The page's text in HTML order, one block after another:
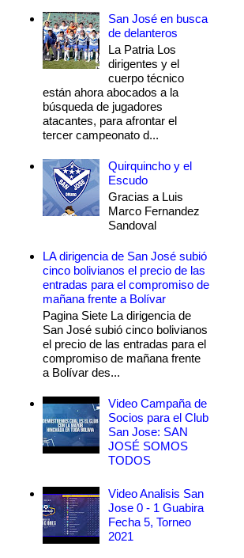
San José en busca
de delanteros
La Patria Los
dirigentes y el
cuerpo técnico
están ahora abocados a la
búsqueda de jugadores
atacantes, para afrontar el
tercer campeonato d...
Quirquincho y el
Escudo
Gracias a Luis
Marco Fernandez
Sandoval
LA dirigencia de San José subió
cinco bolivianos el precio de las
entradas para el compromiso de
mañana frente a Bolívar
Pagina Siete La dirigencia de
San José subió cinco bolivianos
el precio de las entradas para el
compromiso de mañana frente
a Bolívar des...
Video Campaña de
Socios para el Club
San Jose: SAN
JOSÉ SOMOS
TODOS
Video Analisis San
Jose 0 - 1 Guabira
Fecha 5, Torneo
2021